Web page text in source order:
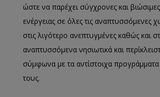
ώστε να παρέχει σύγχρονες και
ενέργειας σε όλες τις αναπτυσσόμενες
στις λιγότερο ανεπτυγμένες καθώς και
αναπτυσσόμενα νησιωτικά και
σύμφωνα με τα αντίστοιχα προγράμματα
τους.